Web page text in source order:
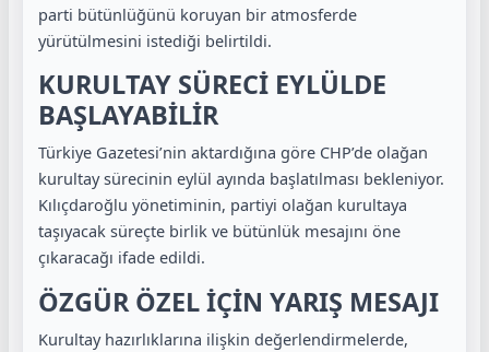
parti bütünlüğünü koruyan bir atmosferde
yürütülmesini istediği belirtildi.
KURULTAY SÜRECİ EYLÜLDE
BAŞLAYABİLİR
Türkiye Gazetesi’nin aktardığına göre CHP’de olağan
kurultay sürecinin eylül ayında başlatılması bekleniyor.
Kılıçdaroğlu yönetiminin, partiyi olağan kurultaya
taşıyacak süreçte birlik ve bütünlük mesajını öne
çıkaracağı ifade edildi.
ÖZGÜR ÖZEL İÇİN YARIŞ MESAJI
Kurultay hazırlıklarına ilişkin değerlendirmelerde,